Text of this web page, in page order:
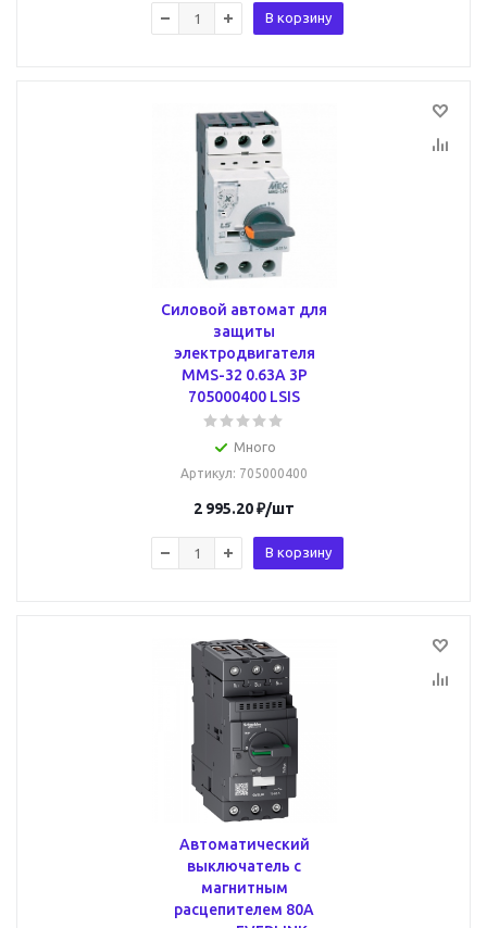
В корзину
Силовой автомат для
защиты
электродвигателя
MMS-32 0.63А 3P
705000400 LSIS
Много
Артикул: 705000400
2 995.20₽/шт
В корзину
Автоматический
выключатель с
магнитным
расцепителем 80А